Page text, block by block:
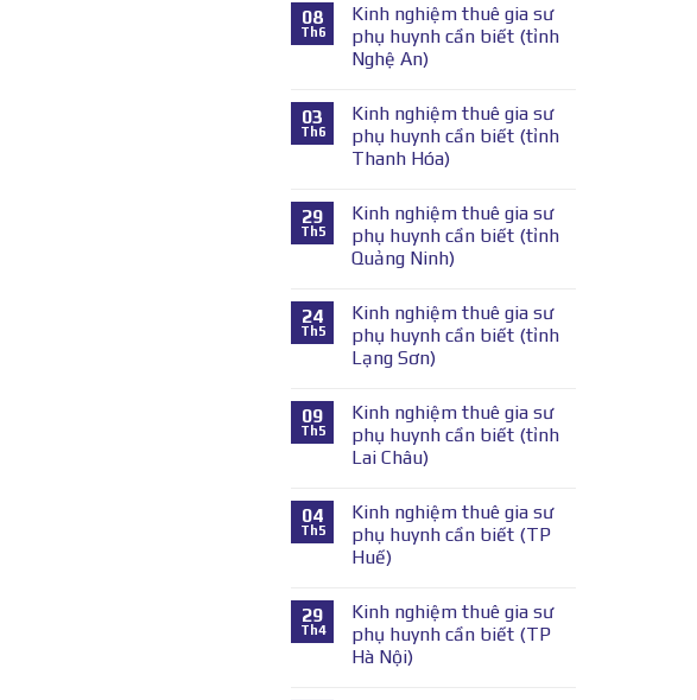
08
Th6
Kinh nghiệm thuê gia sư
phụ huynh cần biết (tỉnh
Nghệ An)
03
Th6
Kinh nghiệm thuê gia sư
phụ huynh cần biết (tỉnh
Thanh Hóa)
29
Th5
Kinh nghiệm thuê gia sư
phụ huynh cần biết (tỉnh
Quảng Ninh)
24
Th5
Kinh nghiệm thuê gia sư
phụ huynh cần biết (tỉnh
Lạng Sơn)
09
Th5
Kinh nghiệm thuê gia sư
phụ huynh cần biết (tỉnh
Lai Châu)
04
Th5
Kinh nghiệm thuê gia sư
phụ huynh cần biết (TP
Huế)
29
Th4
Kinh nghiệm thuê gia sư
phụ huynh cần biết (TP
Hà Nội)